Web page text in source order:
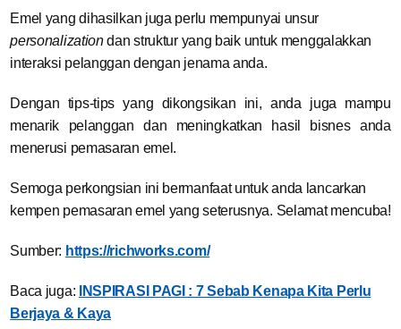
Emel yang dihasilkan juga perlu mempunyai unsur
personalizationdan struktur yang baik untuk menggalakkan
interaksi pelanggan dengan jenama anda.
Dengan tips-tips yang dikongsikan ini, anda juga mampu
menarik pelanggan dan meningkatkan hasil bisnes anda
menerusi pemasaran emel.
Semoga perkongsian ini bermanfaat untuk anda lancarkan
kempen pemasaran emel yang seterusnya. Selamat mencuba!
Sumber: https://richworks.com/
Baca juga:
INSPIRASI PAGI : 7 Sebab Kenapa Kita Perlu
Berjaya & Kaya